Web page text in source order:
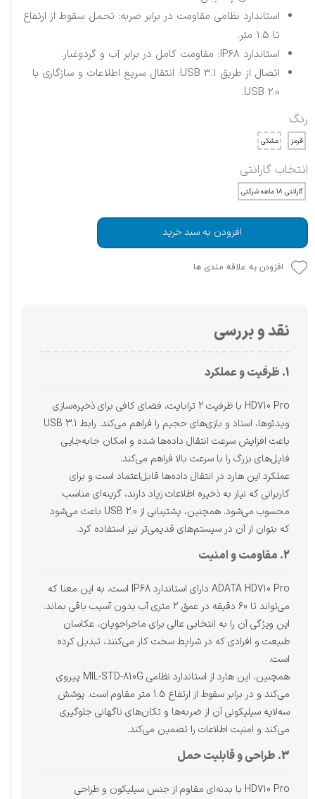
استاندارد نظامی مقاومت در برابر ضربه: تحمل سقوط از ارتفاع
تا 1.5 متر.
استاندارد IP68: مقاومت کامل در برابر آب و گردوغبار.
اتصال از طریق USB 3.1: انتقال سریع اطلاعات و سازگاری با
USB 2.0.
رنگ
قرمز مشکی
انتخاب گارانتی
گارانتی ۱۸ ماهه شرکتی
افزودن به سبد خرید
افزودن به علاقه مندی ها
نقد و بررسی
1. ظرفیت و عملکرد
HD710 Pro با ظرفیت 2 ترابایت، فضای کافی برای ذخیره‌سازی
ویدئوها، اسناد و بازی‌های حجیم را فراهم می‌کند. رابط USB 3.1
باعث افزایش سرعت انتقال داده‌ها شده و امکان جابه‌جایی
فایل‌های بزرگ را با سرعت بالا فراهم می‌کند.
عملکرد این هارد در انتقال داده‌ها قابل‌اعتماد است و برای
کاربرانی که نیاز به ذخیره اطلاعات زیاد دارند، گزینه‌ای مناسب
محسوب می‌شود. همچنین، پشتیبانی از USB 2.0 باعث می‌شود
که بتوان از آن در سیستم‌های قدیمی‌تر نیز استفاده کرد.
2. مقاومت و امنیت
ADATA HD710 Pro دارای استاندارد IP68 است، به این معنا که
می‌تواند تا 60 دقیقه در عمق 2 متری آب بدون آسیب باقی بماند.
این ویژگی آن را به انتخابی عالی برای ماجراجویان، عکاسان
طبیعت و افرادی که در شرایط سخت کار می‌کنند، تبدیل کرده
است.
همچنین، این هارد از استاندارد نظامی MIL-STD-810G پیروی
می‌کند و در برابر سقوط از ارتفاع 1.5 متر مقاوم است. پوشش
سه‌لایه سیلیکونی آن از ضربه‌ها و تکان‌های ناگهانی جلوگیری
می‌کند و امنیت اطلاعات را تضمین می‌کند.
3. طراحی و قابلیت حمل
HD710 Pro با بدنه‌ای مقاوم از جنس سیلیکون و طراحی